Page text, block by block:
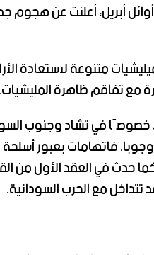
أبريل، أعلنت عن
متنوعة لاستعادة
مع تفاقم ظاهرة المليشيات.
خصوصًا في تشاد وجنوب
فاتهامات بعبور
حدث في العقد الأول من
مع الحرب السودانية.